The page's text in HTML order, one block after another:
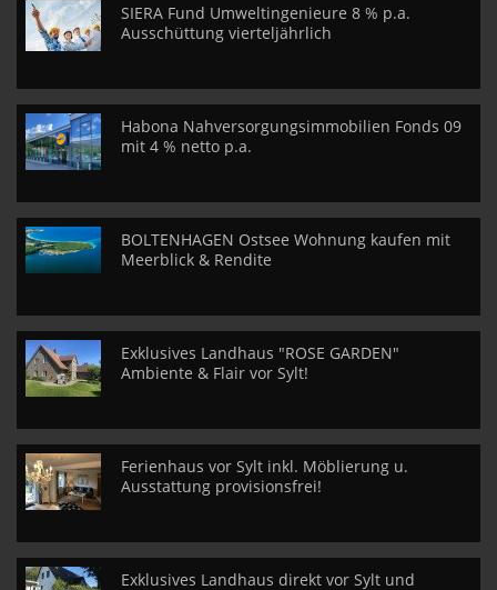
SIERA Fund Umweltingenieure 8 % p.a.
Ausschüttung vierteljährlich
Habona Nahversorgungsimmobilien Fonds 09
mit 4 % netto p.a.
BOLTENHAGEN Ostsee Wohnung kaufen mit
Meerblick & Rendite
Exklusives Landhaus "ROSE GARDEN"
Ambiente & Flair vor Sylt!
Ferienhaus vor Sylt inkl. Möblierung u.
Ausstattung provisionsfrei!
Exklusives Landhaus direkt vor Sylt und